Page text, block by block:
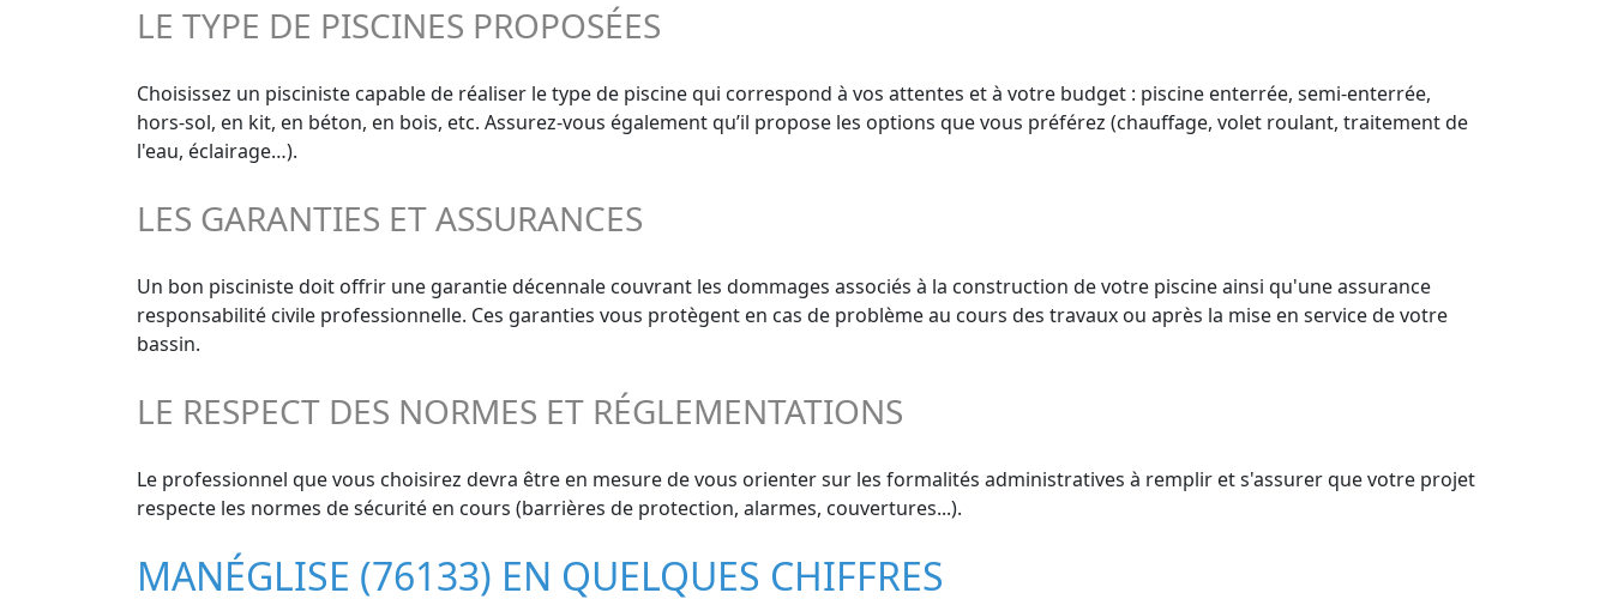
LE TYPE DE PISCINES PROPOSÉES
Choisissez un pisciniste capable de réaliser le type de piscine qui correspond à vos attentes et à votre budget : piscine enterrée, semi-enterrée,
hors-sol, en kit, en béton, en bois, etc. Assurez-vous également qu’il propose les options que vous préférez (chauffage, volet roulant, traitement de
l'eau, éclairage…).
LES GARANTIES ET ASSURANCES
Un bon pisciniste doit offrir une garantie décennale couvrant les dommages associés à la construction de votre piscine ainsi qu'une assurance
responsabilité civile professionnelle. Ces garanties vous protègent en cas de problème au cours des travaux ou après la mise en service de votre
bassin.
LE RESPECT DES NORMES ET RÉGLEMENTATIONS
Le professionnel que vous choisirez devra être en mesure de vous orienter sur les formalités administratives à remplir et s'assurer que votre projet
respecte les normes de sécurité en cours (barrières de protection, alarmes, couvertures...).
MANÉGLISE (76133) EN QUELQUES CHIFFRES